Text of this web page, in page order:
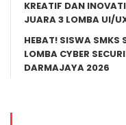
KREATIF DAN
JUARA 3 LOMBA UI/
HEBAT! SISWA SMKS
LOMBA CYBER
DARMAJAYA 2026